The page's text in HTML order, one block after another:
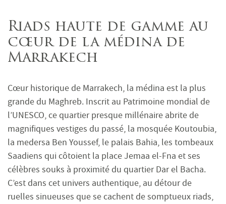
Riads haute de gamme au
cœur de la médina de
Marrakech
Cœur historique de Marrakech, la médina est la plus
grande du Maghreb. Inscrit au Patrimoine mondial de
l’UNESCO, ce quartier presque millénaire abrite de
magnifiques vestiges du passé, la mosquée Koutoubia,
la medersa Ben Youssef, le palais Bahia, les tombeaux
Saadiens qui côtoient la place Jemaa el-Fna et ses
célèbres souks à proximité du quartier Dar el Bacha.
C’est dans cet univers authentique, au détour de
ruelles sinueuses que se cachent de somptueux riads,